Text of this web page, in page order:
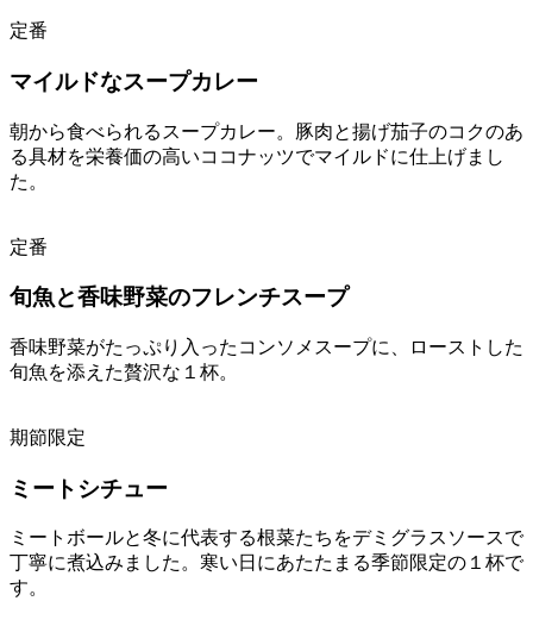
定番
マイルドなスープカレー
朝から食べられるスープカレー。豚肉と揚げ茄子のコクのあ
る具材を栄養価の高いココナッツでマイルドに仕上げまし
た。
定番
旬魚と香味野菜のフレンチスープ
香味野菜がたっぷり入ったコンソメスープに、ローストした
旬魚を添えた贅沢な１杯。
期節限定
ミートシチュー
ミートボールと冬に代表する根菜たちをデミグラスソースで
丁寧に煮込みました。寒い日にあたたまる季節限定の１杯で
す。